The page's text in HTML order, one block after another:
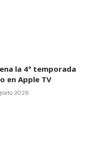
la 4ª temporada
en Apple TV
2026